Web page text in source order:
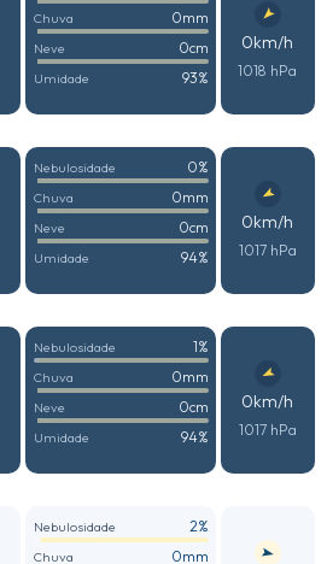
Chuva 0mm
Neve 0cm
Umidade 93%
0km/h
1018 hPa
Nebulosidade 0%
Chuva 0mm
Neve 0cm
Umidade 94%
0km/h
1017 hPa
Nebulosidade 1%
Chuva 0mm
Neve 0cm
Umidade 94%
0km/h
1017 hPa
Nebulosidade 2%
Chuva 0mm